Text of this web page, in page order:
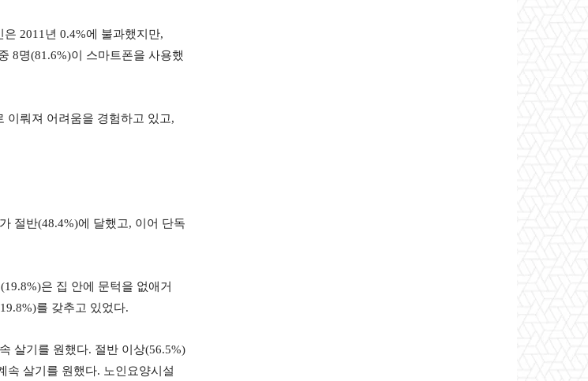
2011년 0.4%에 불과했지만,
8명(81.6%)이 스마트폰을 사용했
이뤄져 어려움을 경험하고 있고,
절반(48.4%)에 달했고, 이어 단독
은 집 안에 문턱을 없애거
를 갖추고 있었다.
살기를 원했다. 절반 이상(56.5%)
속 살기를 원했다. 노인요양시설